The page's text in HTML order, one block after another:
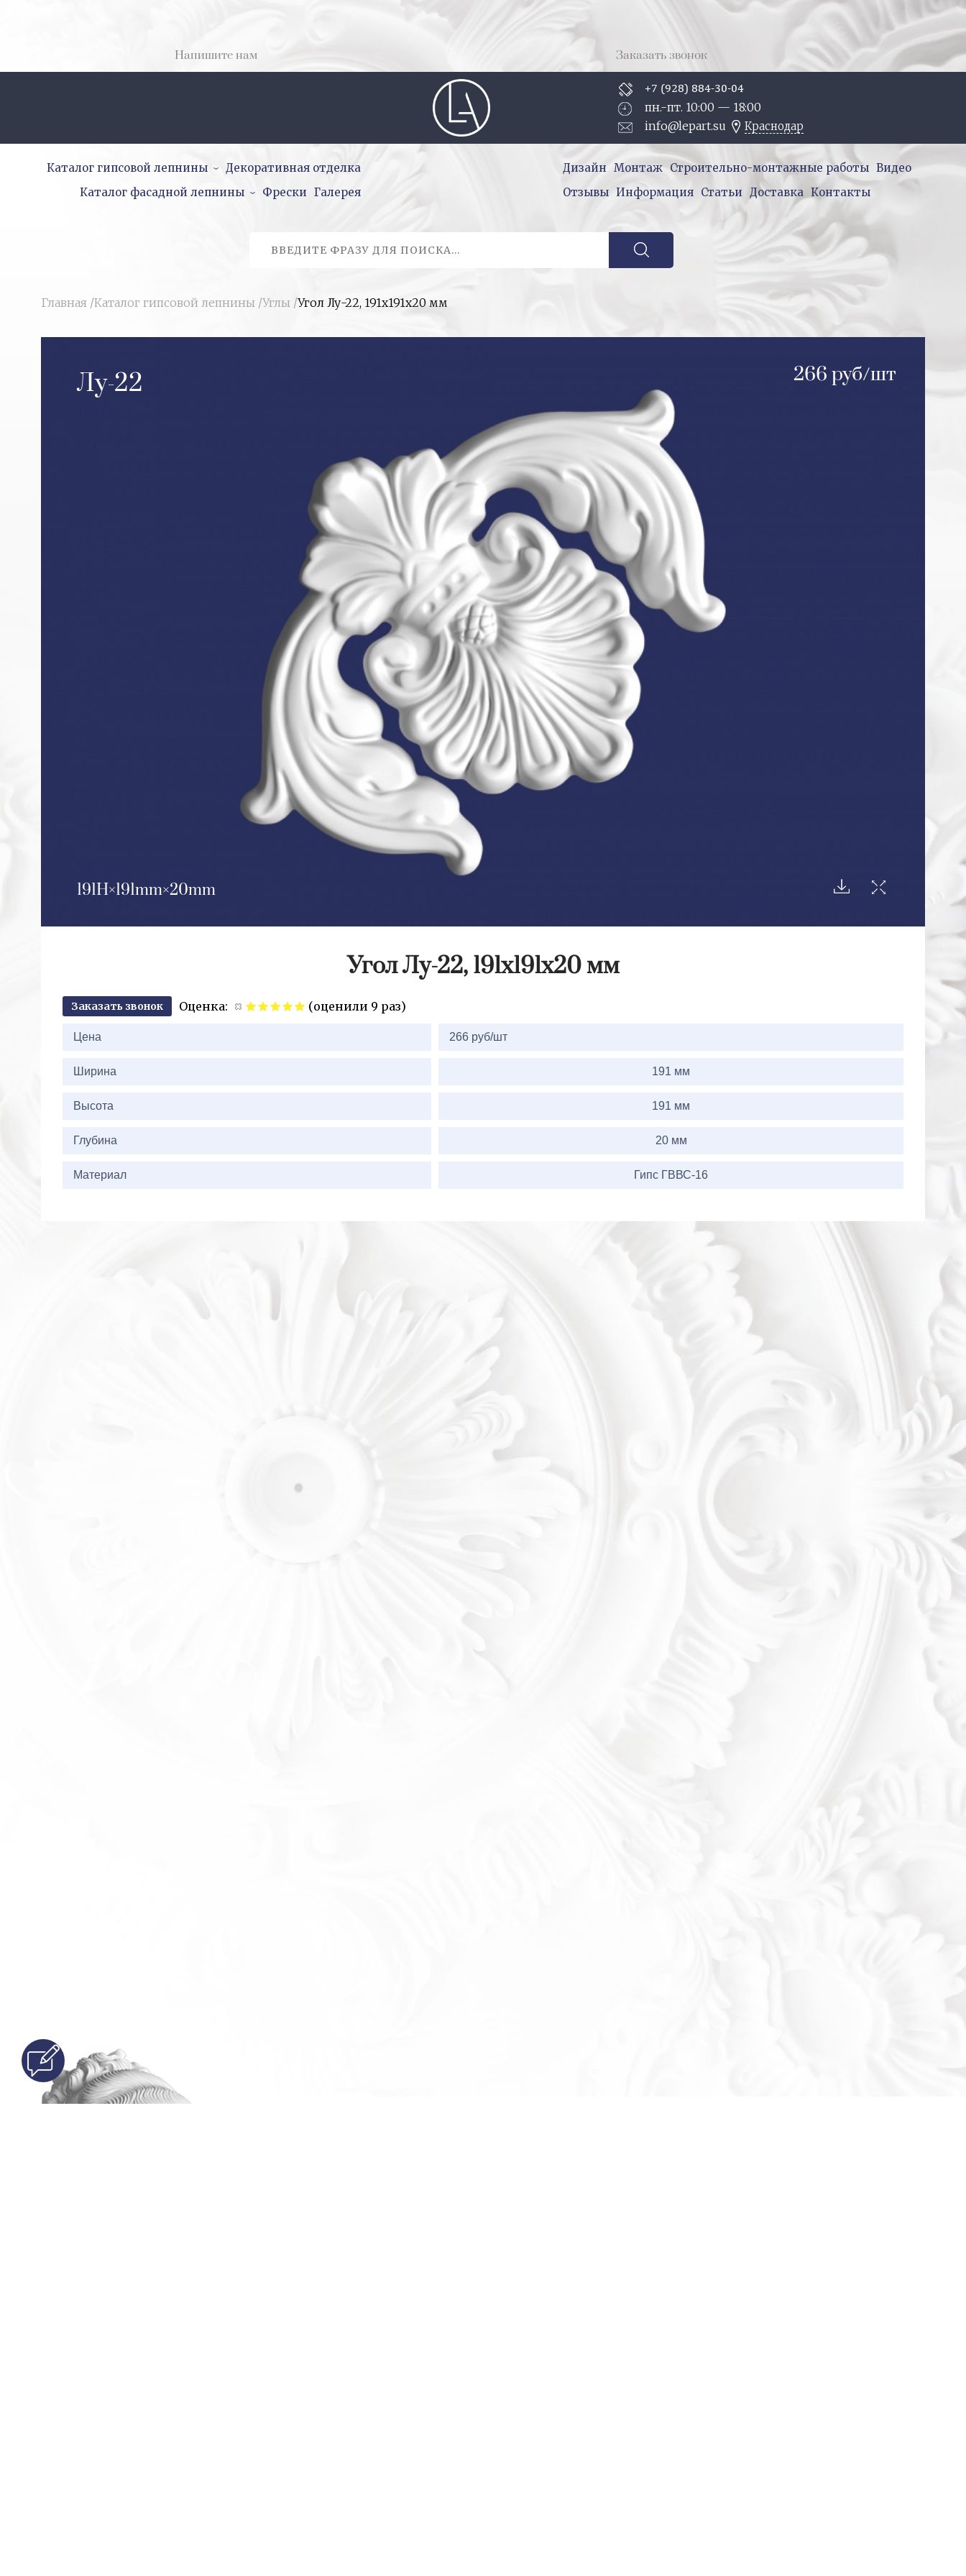
Напишите нам Заказать звонок
+7 (928) 884-30-04
пн.-пт. 10:00 — 18:00
info@lepart.su
Краснодар
Каталог гипсовой лепнины
Декоративная отделка
Каталог фасадной лепнины
Фрески Галерея
Дизайн Монтаж Строительно-монтажные работы Видео
Отзывы Информация Статьи Доставка Контакты
Главная /Каталог гипсовой лепнины /Углы /Угол Лу-22, 191х191х20 мм
Лу-22 266 руб/шт
191H 191mm 20mm
Угол Лу-22, 191х191х20 мм
Заказать звонок
Оценка:
(оценили 9 раз)
Цена 266 руб/шт
Ширина 191 мм
Высота 191 мм
Глубина 20 мм
Материал Гипс ГВВС-16